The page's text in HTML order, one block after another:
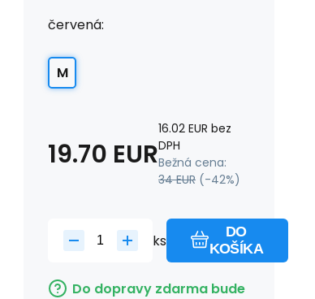
červená:
M
19.70 EUR
16.02 EUR bez
DPH
Bežná cena:
34 EUR (-42%)
ks
DO
KOŠÍKA
Do dopravy zdarma bude